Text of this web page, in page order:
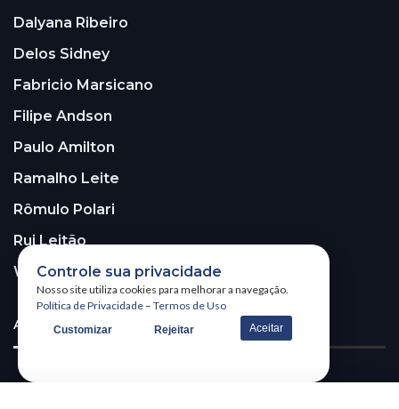
Dalyana Ribeiro
Delos Sidney
Fabricio Marsicano
Filipe Andson
Paulo Amilton
Ramalho Leite
Rômulo Polari
Rui Leitão
Walter Santos
ASSINE A NOSSA NEWSLETTER!
Controle sua privacidade
Nosso site utiliza cookies para melhorar a navegação.
Política de Privacidade – Termos de Uso
Customizar Rejeitar Aceitar